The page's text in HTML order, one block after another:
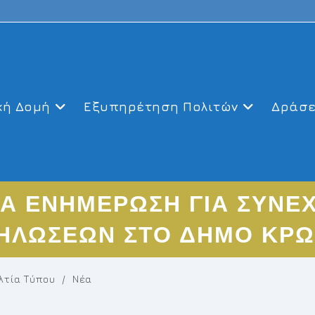
Δομή Εξυπηρέτηση Πολιτών
ΕΝΗΜΕΡΩΣΗ ΓΙΑ
ΣΤΟ ΔΗΜΟ
Τύπου / Νέα